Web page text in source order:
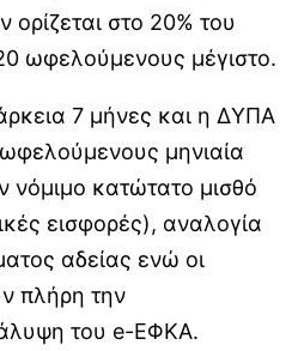
στο 20% του
ωφελούμενους μέγιστο.
7 μήνες και η ΔΥΠΑ
μηνιαία
νόμιμο κατώτατο μισθό
εισφορές), αναλογία
αδείας ενώ οι
πλήρη την
του e-ΕΦΚΑ.